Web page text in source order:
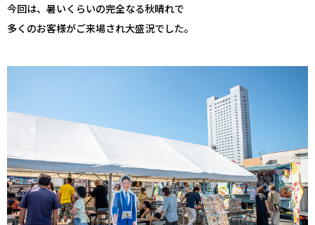
今回は、暑いくらいの完全なる秋晴れで
多くのお客様がご来場され大盛況でした。